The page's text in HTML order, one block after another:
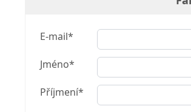
E-mail*
Jméno*
Příjmení*